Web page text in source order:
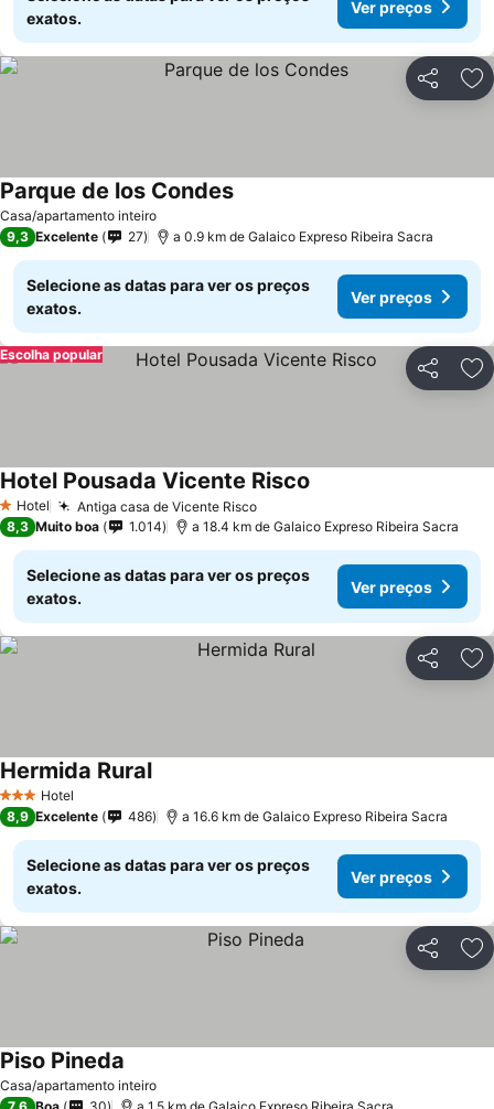
exatos.
Ver preços
Partilhar
Casa/apartamento inteiro
Parque de los Condes
9,3 Excelente 27 a 0.9 km de Galaico Expreso Ribeira Sacra
Selecione as datas para ver os preços
exatos.
Ver preços
Partilhar
Escolha popular
1 Estrelas
Hotel Antiga casa de Vicente Risco
Hotel Pousada Vicente Risco
8,3 Muito boa 1.014 a 18.4 km de Galaico Expreso Ribeira Sacra
Selecione as datas para ver os preços
exatos.
Ver preços
Partilhar
3 EstrelasHotel
Hermida Rural
8,9 Excelente 486 a 16.6 km de Galaico Expreso Ribeira Sacra
Selecione as datas para ver os preços
exatos.
Ver preços
Partilhar
Casa/apartamento inteiro
Piso Pineda